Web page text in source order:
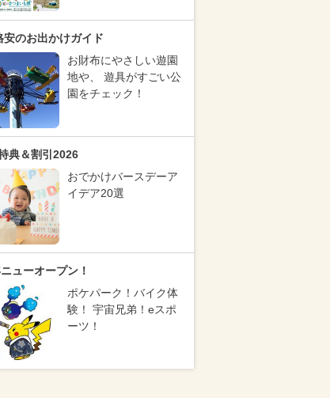
安のお出かけガイド
お財布にやさしい遊園
地や、 遊具がすごい公
園をチェック！
典＆割引2026
おでかけバースデーア
イデア20選
ューオープン！
ポケパーク！バイク体
験！ 宇宙兄弟！eスポ
ーツ！